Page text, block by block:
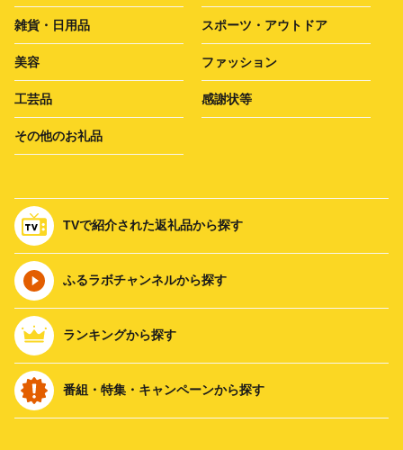
雑貨・日用品 スポーツ・アウトドア
美容 ファッション
工芸品 感謝状等
その他のお礼品
TVで紹介された返礼品から探す
ふるラボチャンネルから探す
ランキングから探す
番組・特集・キャンペーンから探す